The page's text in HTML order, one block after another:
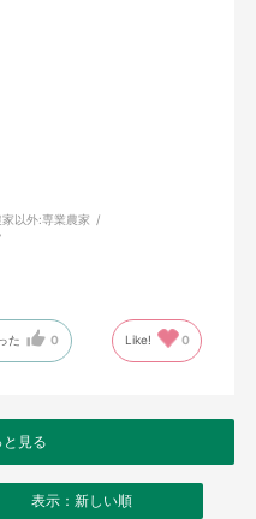
以外:専業農家
た 0 Like! 0
と見る
表示：新しい順